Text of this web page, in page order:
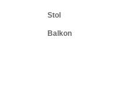
Stol
Balkon